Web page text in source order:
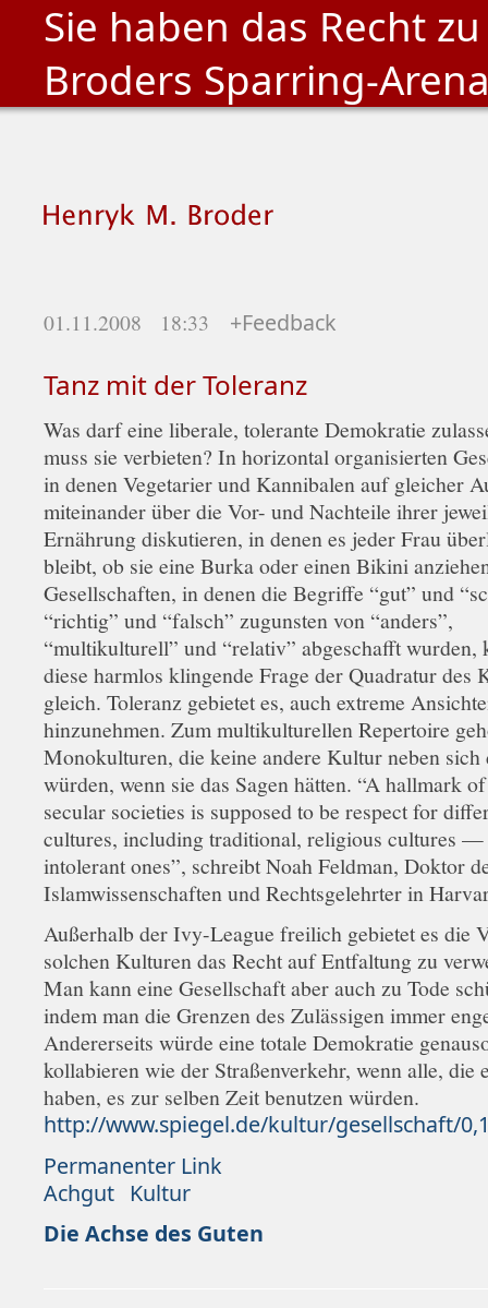
Sie haben das Recht
Broders Sparring-
01.11.2008 18:33 +Feedback
Tanz mit der Toleranz
Was darf eine liberale, tolerante Demokratie
muss sie verbieten? In horizontal organisierten
in denen Vegetarier und Kannibalen auf gleicher
miteinander über die Vor- und Nachteile ihrer
Ernährung diskutieren, in denen es jeder Frau
bleibt, ob sie eine Burka oder einen Bikini
Gesellschaften, in denen die Begriffe “gut” und
“richtig” und “falsch” zugunsten von “anders”,
“multikulturell” und “relativ” abgeschafft wurden,
diese harmlos klingende Frage der Quadratur des
gleich. Toleranz gebietet es, auch extreme
hinzunehmen. Zum multikulturellen Repertoire
Monokulturen, die keine andere Kultur neben sich
würden, wenn sie das Sagen hätten. “A hallmark
secular societies is supposed to be respect for
cultures, including traditional, religious cultures —
intolerant ones”, schreibt Noah Feldman, Doktor
Islamwissenschaften und Rechtsgelehrter in
Außerhalb der Ivy-League freilich gebietet es die
solchen Kulturen das Recht auf Entfaltung zu
Man kann eine Gesellschaft aber auch zu Tode
indem man die Grenzen des Zulässigen immer
Andererseits würde eine totale Demokratie
kollabieren wie der Straßenverkehr, wenn alle, die
haben, es zur selben Zeit benutzen würden.
http://www.spiegel.de/kultur/gesellschaft/
Permanenter Link
Achgut Kultur
Die Achse des Guten